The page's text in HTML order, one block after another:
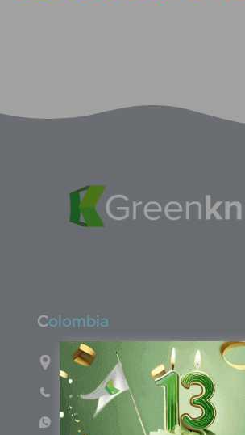
Colombia
Carrera 71G #117-67 INT 3 OFI 701
Teléfono: (601) 522 3869
WhatsApp: +57 317 4651554